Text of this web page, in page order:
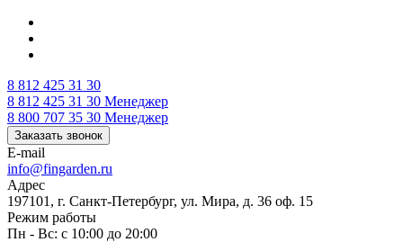
8 812 425 31 30
8 812 425 31 30 Менеджер
8 800 707 35 30 Менеджер
Заказать звонок
E-mail
info@fingarden.ru
Адрес
197101, г. Санкт-Петербург, ул. Мира, д. 36 оф. 15
Режим работы
Пн - Вс: с 10:00 до 20:00